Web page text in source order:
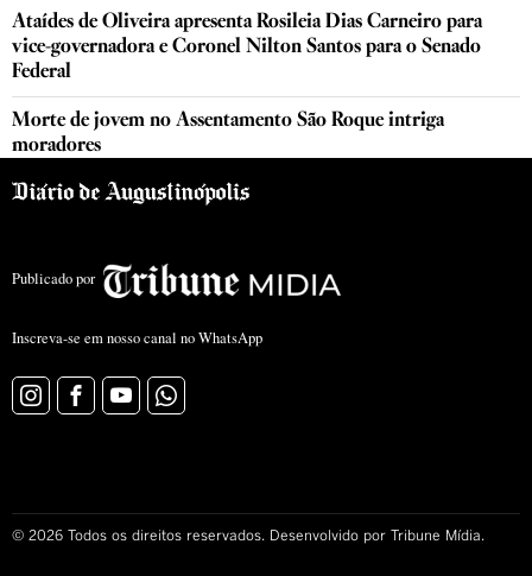
Ataídes de Oliveira apresenta Rosileia Dias Carneiro para
vice-governadora e Coronel Nilton Santos para o Senado
Federal
Morte de jovem no Assentamento São Roque intriga
moradores
Publicado por
Inscreva-se em nosso canal no WhatsApp
© 2026 Todos os direitos reservados. Desenvolvido por Tribune Mídia.